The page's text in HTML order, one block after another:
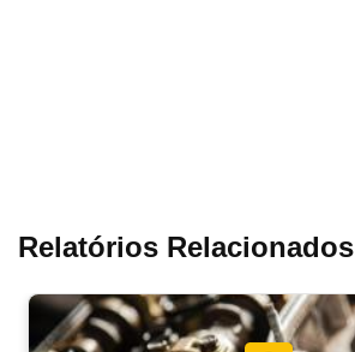
Relatórios Relacionados